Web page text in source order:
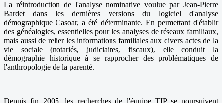
La réintroduction de l'analyse nominative voulue par Jean-Pierre
Bardet dans les dernières versions du logiciel d'analyse
démographique Casoar, a été déterminante. En permettant d'établir
des généalogies, essentielles pour les analyses de réseaux familiaux,
mais aussi de relier les informations familiales aux divers actes de la
vie sociale (notariés, judiciaires, fiscaux), elle conduit la
démographie historique à se rapprocher des problématiques de
l'anthropologie de la parenté.
Depuis fin 2005, les recherches de l'équipe TIP se poursuivent